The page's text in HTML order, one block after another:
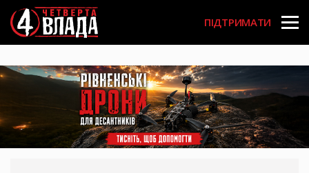
Перейти
до
основного
вмісту
User
account
menu
ПІДТРИМАТИ